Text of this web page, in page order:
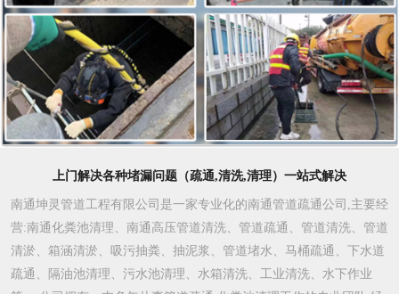
上门解决各种堵漏问题（疏通,清洗,清理）一站式解决
南通坤灵管道工程有限公司是一家专业化的南通管道疏通公司,主要经
营:南通化粪池清理、南通高压管道清洗、管道疏通、管道清洗、管道
清淤、箱涵清淤、吸污抽粪、抽泥浆、管道堵水、马桶疏通、下水道
疏通、隔油池清理、污水池清理、水箱清洗、工业清洗、水下作业